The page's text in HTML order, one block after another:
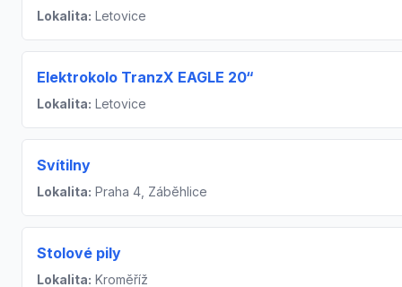
Lokalita: Letovice
Elektrokolo TranzX EAGLE 20“
Lokalita: Letovice
Svítilny
Lokalita: Praha 4, Záběhlice
Stolové pily
Lokalita: Kroměříž